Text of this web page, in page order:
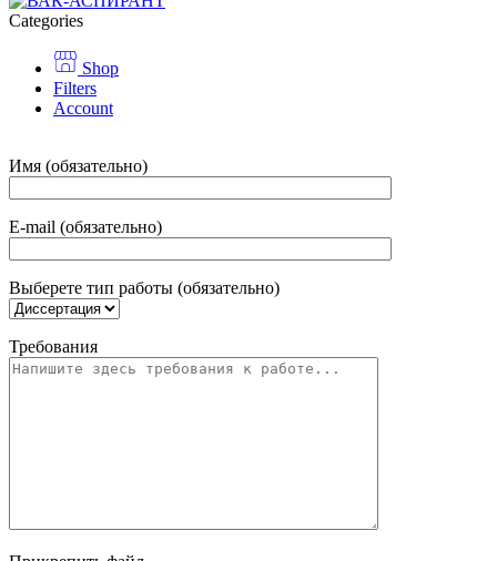
Categories
Shop
Filters
Account
Имя (обязательно)
E-mail (обязательно)
Выберете тип работы (обязательно)
Требования